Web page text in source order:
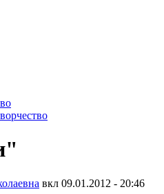
вкл 09.01.2012 - 20:46